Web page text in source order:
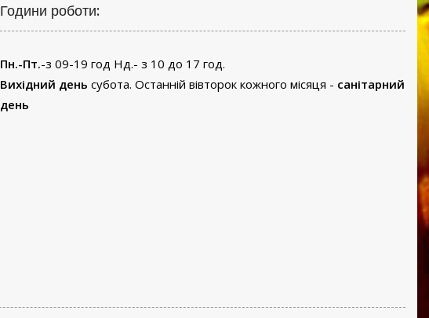
Години роботи:
Пн.-Пт.-з 09-19 год Нд.- з 10 до 17 год.
Вихідний день субота. Останній вівторок кожного місяця - санітарний
день